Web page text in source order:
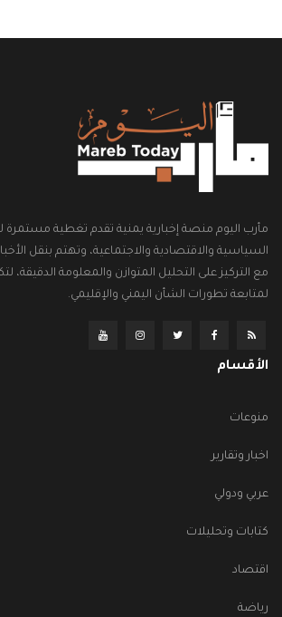
مأرب اليوم منصة إخبارية يمنية تقدم تغطية مستمرة
السياسية والاقتصادية والاجتماعية، وتهتم بنقل
مع التركيز على التحليل المتوازن والمعلومة الدقيقة،
لمتابعة تطورات الشأن اليمني والإقليمي.
الأقسام
منوعات
اخبار وتقارير
عربي ودولي
كتابات وتحليلات
اقتصاد
رياضة